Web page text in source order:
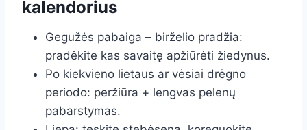
kalendorius
Gegužės pabaiga – birželio pradžia:
pradėkite kas savaitę apžiūrėti žiedynus.
Po kiekvieno lietaus ar vėsiai drėgno
periodo: peržiūra + lengvas pelenų
pabarstymas.